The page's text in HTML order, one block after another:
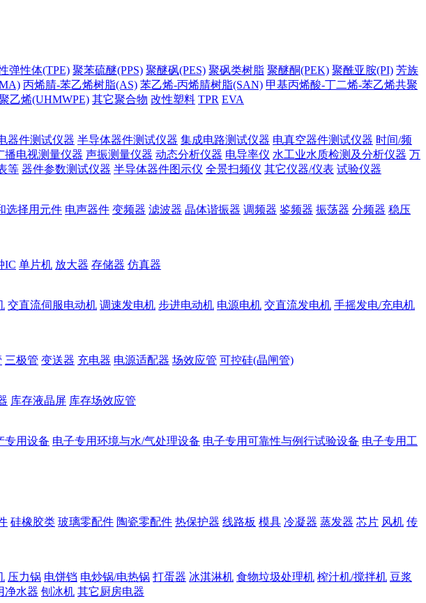
弹性体(TPE) 聚苯硫醚(PPS) 聚醚砜(PES) 聚砜类树脂 聚醚酮(PEK) 聚酰亚胺(PI) 芳族
丙烯腈-苯乙烯树脂(AS) 苯乙烯-丙烯腈树脂(SAN) 甲基丙烯酸-丁二烯-苯乙烯共聚
乙烯(UHMWPE) 其它聚合物 改性塑料 TPR EVA
器件测试仪器 半导体器件测试仪器 集成电路测试仪器 电真空器件测试仪器 时间/频
播电视测量仪器 声振测量仪器 动态分析仪器 电导率仪 水工业水质检测及分析仪器 万
等 器件参数测试仪器 半导体器件图示仪 全景扫频仪 其它仪器/仪表 试验仪器
选择用元件 电声器件 变频器 滤波器 晶体谐振器 调频器 鉴频器 振荡器 分频器 稳压
IC 单片机 放大器 存储器 仿真器
交直流伺服电动机 调速发电机 步进电动机 电源电机 交直流发电机 手摇发电/充电机
三极管 变送器 充电器 电源适配器 场效应管 可控硅(晶闸管)
库存液晶屏 库存场效应管
专用设备 电子专用环境与水/气处理设备 电子专用可靠性与例行试验设备 电子专用工
硅橡胶类 玻璃零配件 陶瓷零配件 热保护器 线路板 模具 冷凝器 蒸发器 芯片 风机 传
压力锅 电饼铛 电炒锅/电热锅 打蛋器 冰淇淋机 食物垃圾处理机 榨汁机/搅拌机 豆浆
净水器 刨冰机 其它厨房电器